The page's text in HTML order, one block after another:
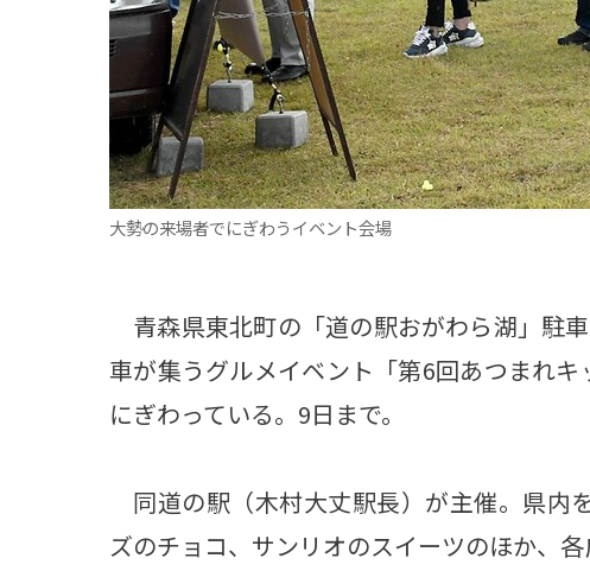
大勢の来場者でにぎわうイベント会場
青森県東北町の「道の駅おがわら湖」駐
車が集うグルメイベント「第6回あつまれ
にぎわっている。9日まで。
同道の駅（木村大丈駅長）が主催。県内
ズのチョコ、サンリオのスイーツのほか、